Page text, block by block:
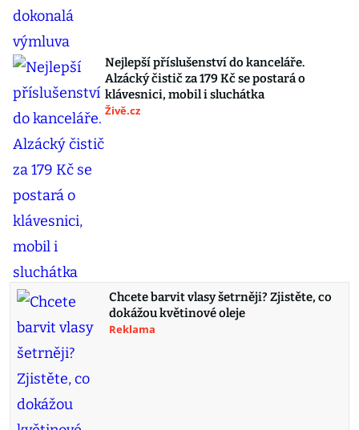
Nejlepší příslušenství do kanceláře.
Alzácký čistič za 179 Kč se postará o
klávesnici, mobil i sluchátka
Živě.cz
Chcete barvit vlasy šetrněji? Zjistěte, co
dokážou květinové oleje
Reklama